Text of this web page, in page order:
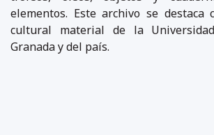
elementos. Este archivo se destaca
cultural material de la
Granada y del país.